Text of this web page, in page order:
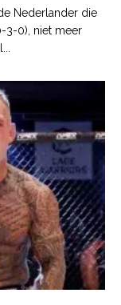
Nederlander die
3-0), niet meer